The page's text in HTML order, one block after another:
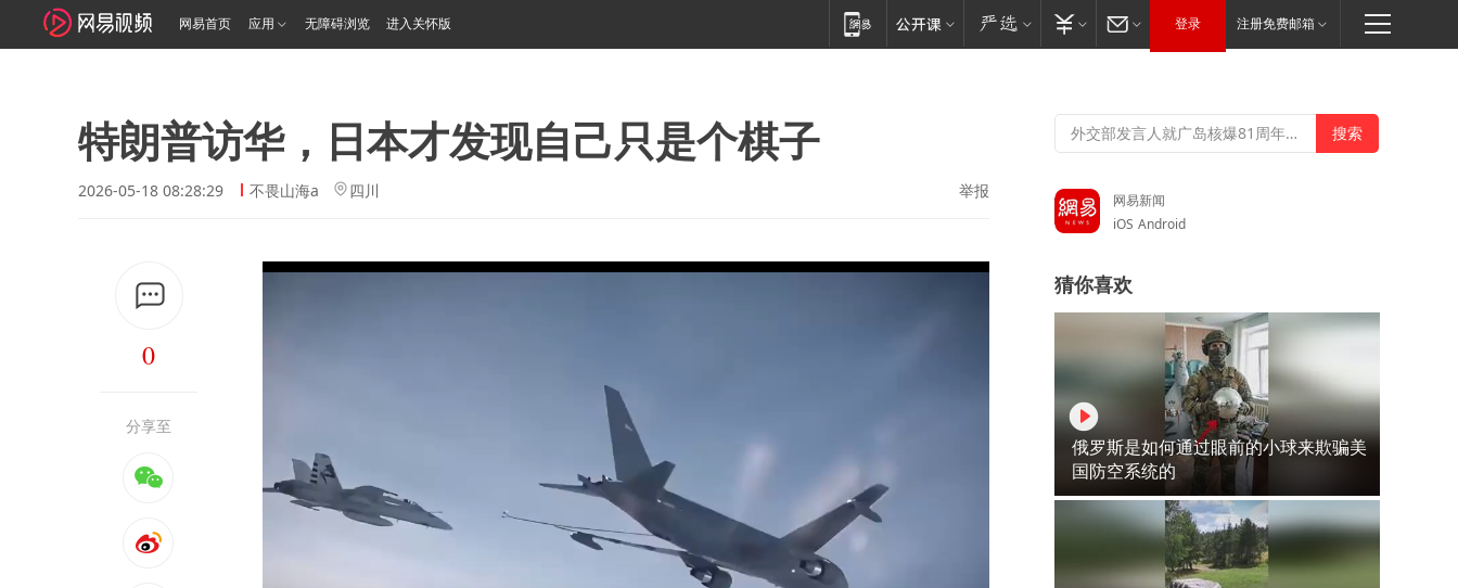
网易首页 应用 无障碍浏览 进入关怀版 登录 注册免费邮箱
特朗普访华，日本才发现自己只是个棋子
2026-05-18 08:28:29 不畏山海a 四川 举报
0
分享至
网易新闻
iOS Android
猜你喜欢
俄罗斯是如何通过眼前的小球来欺骗美
国防空系统的